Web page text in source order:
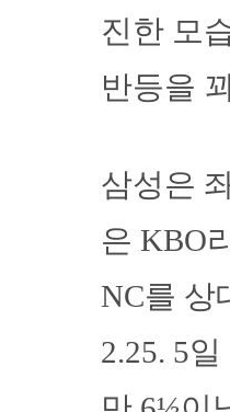
진한 모
반등을
삼성은
은 KBO
NC를 상
2.25. 5